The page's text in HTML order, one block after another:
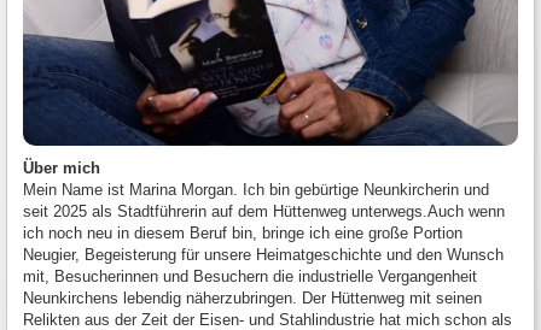
Über mich
Mein Name ist Marina Morgan. Ich bin gebürtige Neunkircherin und
seit 2025 als Stadtführerin auf dem Hüttenweg unterwegs.Auch wenn
ich noch neu in diesem Beruf bin, bringe ich eine große Portion
Neugier, Begeisterung für unsere Heimatgeschichte und den Wunsch
mit, Besucherinnen und Besuchern die industrielle Vergangenheit
Neunkirchens lebendig näherzubringen. Der Hüttenweg mit seinen
Relikten aus der Zeit der Eisen- und Stahlindustrie hat mich schon als